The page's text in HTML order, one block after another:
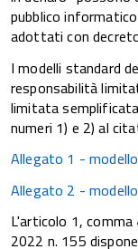
pubblico
adottati con
I modelli standard
responsabilità
limitata
numeri 1) e 2) al
Allegato 1 -
Allegato 2 -
L'articolo 1,
2022 n. 155